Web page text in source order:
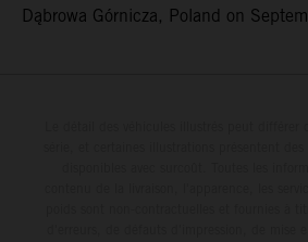
Dąbrowa Górnicza, Poland on